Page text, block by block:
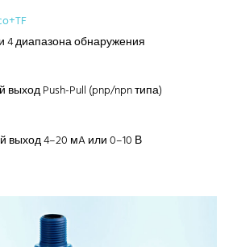
4 диапазона обнаружения
выход Push-Pull (pnp/npn типа)
выход 4–20 мA или 0–10 В